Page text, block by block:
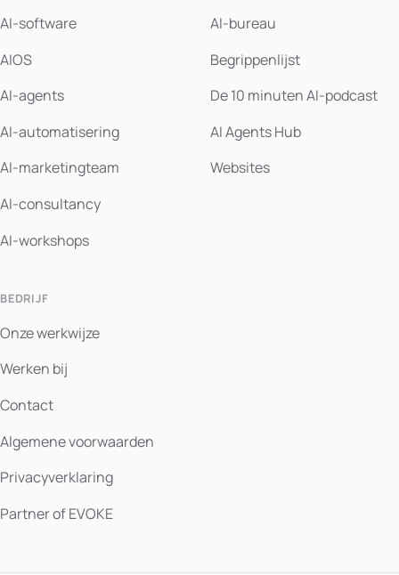
AI-software
AIOS
AI-agents
AI-automatisering
AI-marketingteam
AI-consultancy
AI-workshops
AI-bureau
Begrippenlijst
De 10 minuten AI-podcast
AI Agents Hub
Websites
BEDRIJF
Onze werkwijze
Werken bij
Contact
Algemene voorwaarden
Privacyverklaring
Partner of EVOKE